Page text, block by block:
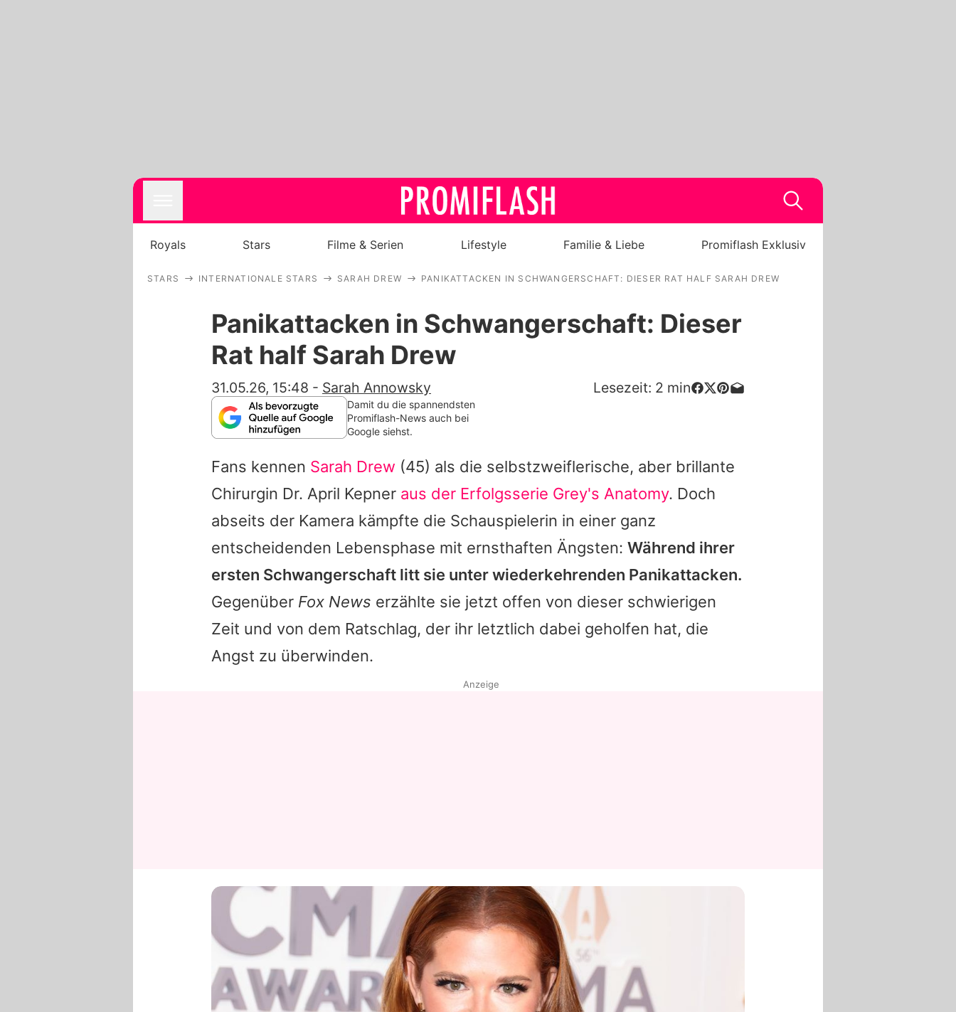
Royals
Familie & Liebe
App runterladen
Team
Redaktionelle Richtlinien
Impressum
Nutzungsbedingungen
Royals Stars Filme & Serien Lifestyle Familie & Liebe Promiflash Exklusiv
STARS INTERNATIONALE STARS SARAH DREW PANIKATTACKEN IN SCHWANGERSCHAFT: DIESER RAT HALF SARAH DREW
Panikattacken in Schwangerschaft: Dieser
Rat half Sarah Drew
31.05.26, 15:48 - Sarah Annowsky Lesezeit: 2 min
Damit du die spannendsten
Promiflash-News auch bei
Google siehst.
Fans kennen Sarah Drew (45) als die selbstzweiflerische, aber brillante
Chirurgin Dr. April Kepner aus der Erfolgsserie Grey's Anatomy. Doch
abseits der Kamera kämpfte die Schauspielerin in einer ganz
entscheidenden Lebensphase mit ernsthaften Ängsten: Während ihrer
ersten Schwangerschaft litt sie unter wiederkehrenden Panikattacken.
Gegenüber Fox News erzählte sie jetzt offen von dieser schwierigen
Zeit und von dem Ratschlag, der ihr letztlich dabei geholfen hat, die
Angst zu überwinden.
Anzeige